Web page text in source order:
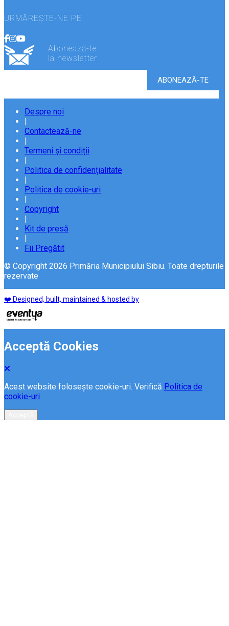
URMĂREȘTE-NE PE
Abonează-te
la newsletter
Despre noi
|
Contactează-ne
|
Termeni și condiții
|
Politica de confidențialitate
|
Politica de cookie-uri
|
Copyright
|
Kit de presă
|
Fii Pregătit
© Copyright 2026 Primăria Municipiului Sibiu. Toate drepturile
rezervate
❤️ Designed, built, maintained & hosted by
Acceptă Cookies
Acest website folosește cookie-uri. Verifică Politica de
cookie-uri